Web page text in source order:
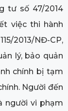
tư số 47/2014
việc thi hành
2013/NĐ-CP,
lý, bảo quản
chính bị tạm
Người đến
người vi phạm